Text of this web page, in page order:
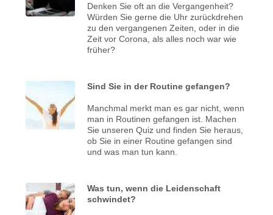
Denken Sie oft an die Vergangenheit?
Würden Sie gerne die Uhr zurückdrehen
zu den vergangenen Zeiten, oder in die
Zeit vor Corona, als alles noch war wie
früher?
Sind Sie in der Routine gefangen?
Manchmal merkt man es gar nicht, wenn
man in Routinen gefangen ist. Machen
Sie unseren Quiz und finden Sie heraus,
ob Sie in einer Routine gefangen sind
und was man tun kann.
Was tun, wenn die Leidenschaft
schwindet?